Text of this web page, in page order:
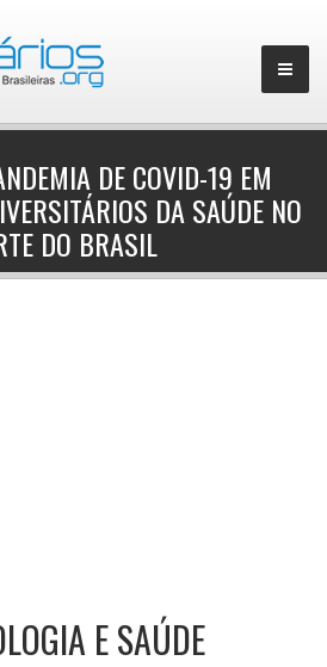
▼
DE COVID-19 EM
DA SAÚDE NO
DO BRASIL
E SAÚDE